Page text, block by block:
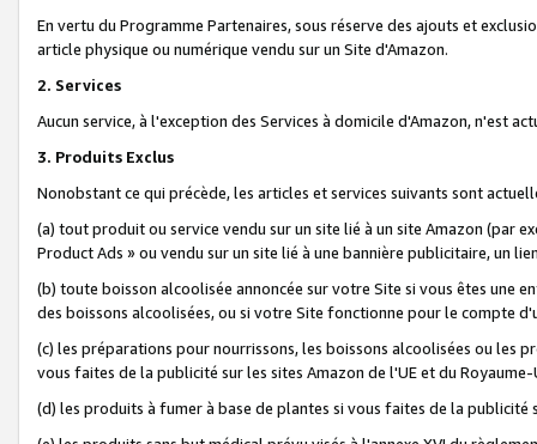
En vertu du Programme Partenaires, sous réserve des ajouts et
article physique ou numérique vendu sur un Site d'Amazon.
2. Services
Aucun service, à l'exception des Services à domicile d'Amazon, n'est
3. Produits Exclus
Nonobstant ce qui précède, les articles et services suivants sont
(a) tout produit ou service vendu sur un site lié à un site Amazon (par
Product Ads » ou vendu sur un site lié à une bannière publicitaire, un
(b) toute boisson alcoolisée annoncée sur votre Site si vous êtes une
des boissons alcoolisées, ou si votre Site fonctionne pour le compte
(c) les préparations pour nourrissons, les boissons alcoolisées ou les
vous faites de la publicité sur les sites Amazon de l'UE et du Royaume-
(d) les produits à fumer à base de plantes si vous faites de la publicité